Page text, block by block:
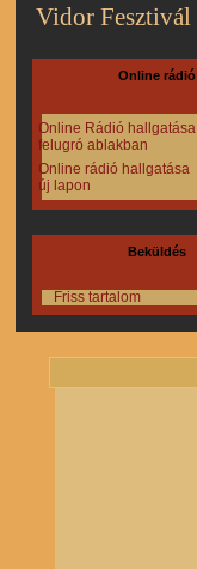
Vidor Fesztivál
Online rádió
Online Rádió hallgatása
felugró ablakban
Online rádió hallgatása
új lapon
Beküldés
Friss tartalom